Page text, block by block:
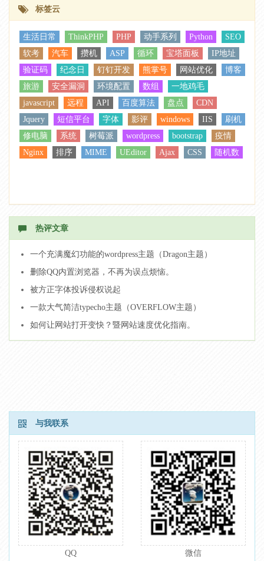
标签云
生活日常 ThinkPHP PHP 动手系列 Python
SEO
软考
汽车 攒机 ASP 循环 宝塔面板
IP地址
验证码
纪念日 钉钉开发 熊掌号 网站优化
博客
旅游
安全漏洞 环境配置 数组
一地鸡毛
javascript
远程 API 百度算法 盘点
CDN
Jquery
短信平台 字体 影评 windows IIS
刷机
修电脑
系统 树莓派 wordpress bootstrap
疫情
Nginx
排序 MIME UEditor Ajax CSS 随机数
热评文章
一个充满魔幻功能的wordpress主题（Dragon主题）
删除QQ内置浏览器，不再为误点烦恼。
被方正字体投诉侵权说起
一款大气简洁typecho主题（OVERFLOW主题）
如何让网站打开变快？暨网站速度优化指南。
与我联系
QQ 微信